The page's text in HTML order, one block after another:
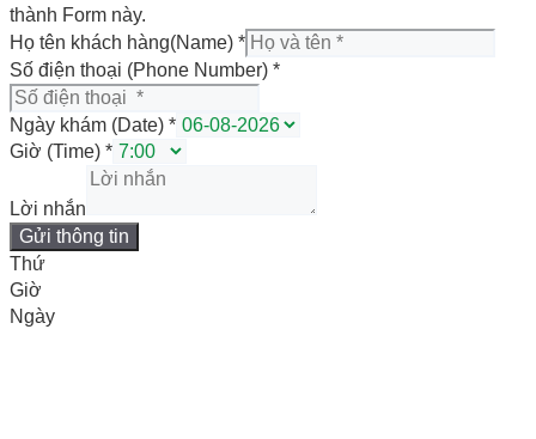
thành Form này.
Họ tên khách hàng(Name) *
Số điện thoại (Phone Number) *
Ngày khám (Date) *
Giờ (Time) *
Lời nhắn
Gửi thông tin
Thứ
Giờ
Ngày